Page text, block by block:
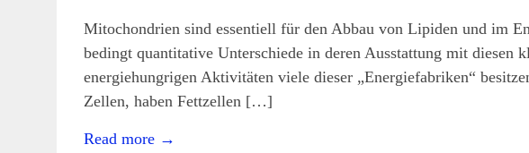
admin
anti-
Aging,
Diagnostik
Symptome
anti-
Aging,
Cortison
Ernährung
Fettstoffwechsel,
Metabolismus
Mitochondrien sind essentiell für den Abbau von Lipiden und im
bedingt quantitative Unterschiede in deren Ausstattung mit
energiehungrigen Aktivitäten viele dieser „Energiefabriken“
Zellen, haben Fettzellen […]
Read more →